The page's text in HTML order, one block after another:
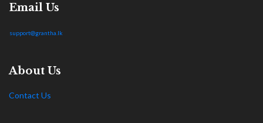
Email Us
support@grantha.lk
About Us
Contact Us